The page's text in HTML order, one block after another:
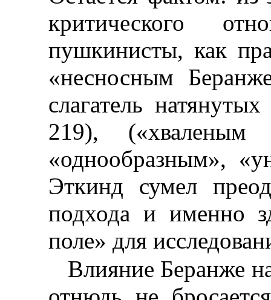
критического
пушкинисты, как
«несносным
слагатель
219),
«однообразным»,
Эткинд сумел
подхода и именно
поле» для
Влияние Беранже